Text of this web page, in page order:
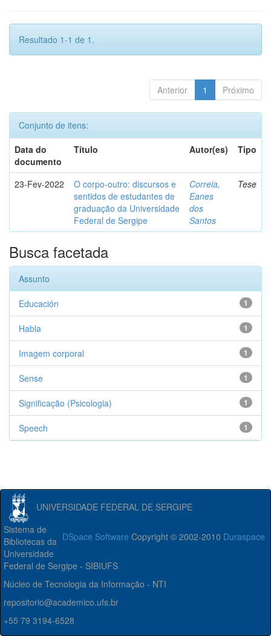
Resultado 1-1 de 1.
Anterior 1 Próximo
Conjunto de itens:
Data do
documento
Título Autor(es) Tipo
23-Fev-2022
O corpo-outro: discursos e
sentidos de estudantes de
graduação da Universidade
Federal de Sergipe
Correia,
Eanes
dos
Santos
Tese
Busca facetada
Assunto
1
Educación
1
Habla
1
Imagem corporal
1
Sense
1
Significação (Psicologia)
1
Speech
UNIVERSIDADE FEDERAL DE SERGIPE
DSpace Software Copyright © 2002-2010 Duraspace
Sistema de
Bibliotecas da
Universidade
Federal de Sergipe - SIBIUFS
Núcleo de Tecnologia da Informação - NTI
repositorio@academico.ufs.br
+55 79 3194-6528